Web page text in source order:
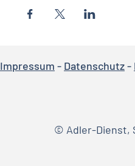
© Adler-Dienst,
Impressum - Datenschutz-